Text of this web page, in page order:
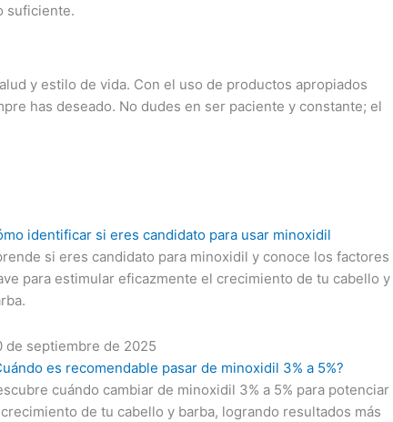
suficiente.
y estilo de vida. Con el uso de productos apropiados
has deseado. No dudes en ser paciente y constante; el
identificar si eres candidato para usar minoxidil
si eres candidato para minoxidil y conoce los factores
para estimular eficazmente el crecimiento de tu cabello y
de septiembre de 2025
es recomendable pasar de minoxidil 3% a 5%?
cuándo cambiar de minoxidil 3% a 5% para potenciar
de tu cabello y barba, logrando resultados más